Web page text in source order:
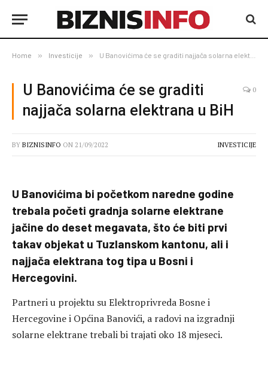
Home » Investicije » U Banovićima će se graditi najjača solarna elektrana u BiH
U Banovićima će se graditi
najjača solarna elektrana u BiH
0
BY BIZNISINFO ON 21/09/2022 INVESTICIJE
U Banovićima bi početkom naredne godine
trebala početi gradnja solarne elektrane
jačine do deset megavata, što će biti prvi
takav objekat u Tuzlanskom kantonu, ali i
najjača elektrana tog tipa u Bosni i
Hercegovini.
Partneri u projektu su Elektroprivreda Bosne i
Hercegovine i Općina Banovići, a radovi na izgradnji
solarne elektrane trebali bi trajati oko 18 mjeseci.